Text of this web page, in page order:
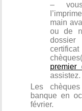
–
main
ou de
dossier
certificat
premier
assistez.
Les
banque en
février.